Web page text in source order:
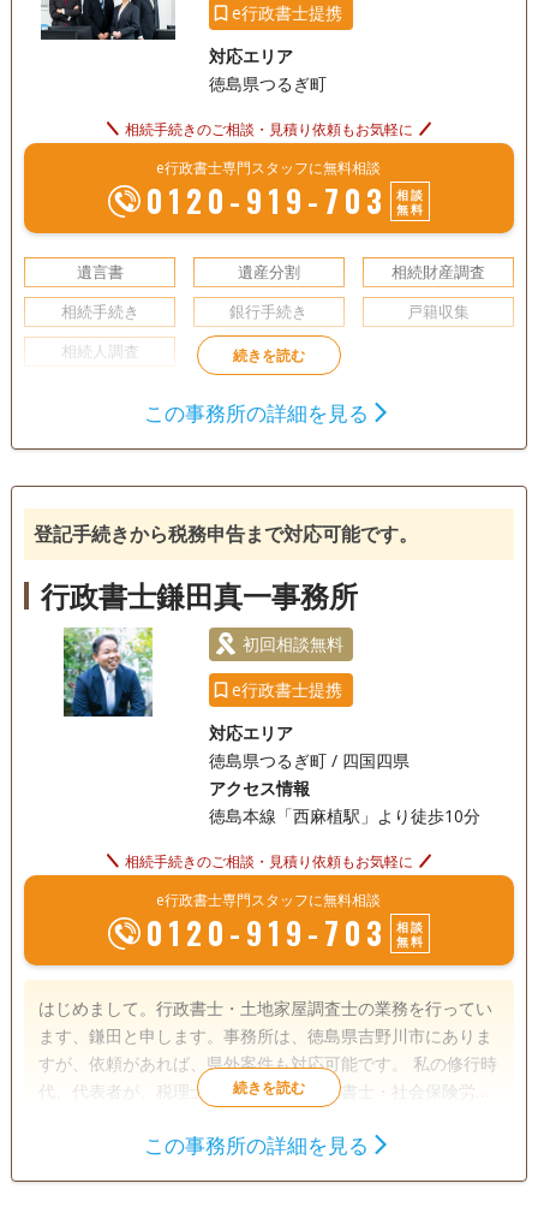
e行政書士提携
対応エリア
徳島県つるぎ町
相続手続きのご相談・見積り依頼もお気軽に
e行政書士専門スタッフに無料相談
0120-919-703
相談
無料
遺言書 遺産分割
相続財産調査
相続手続き
銀行手続き
戸籍収集
相続人調査
訪問可 土日相談可
この事務所の詳細を見る
登記手続きから税務申告まで対応可能です。
行政書士鎌田真一事務所
初回相談無料
e行政書士提携
対応エリア
徳島県つるぎ町 / 四国四県
アクセス情報
徳島本線「西麻植駅」より徒歩10分
相続手続きのご相談・見積り依頼もお気軽に
e行政書士専門スタッフに無料相談
0120-919-703
相談
無料
はじめまして。行政書士・土地家屋調査士の業務を行ってい
ます、鎌田と申します。事務所は、徳島県吉野川市にありま
すが、依頼があれば、県外案件も対応可能です。 私の修行時
代、代表者が、税理士・司法書士・行政書士・社会保険労務
た。 その際に、不動産に関する手続き全般、税金のについて
遺産分割
この事務所の詳細を見る